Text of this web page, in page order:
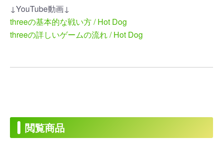
↓YouTube動画↓
threeの基本的な戦い方 / Hot Dog
threeの詳しいゲームの流れ / Hot Dog
閲覧商品